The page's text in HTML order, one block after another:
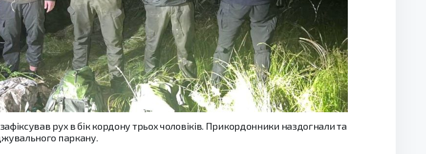
рух в бік кордону трьох чоловіків. Прикордонники наздогнали та
паркану.